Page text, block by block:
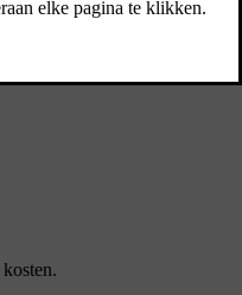
achter het stuur van uw